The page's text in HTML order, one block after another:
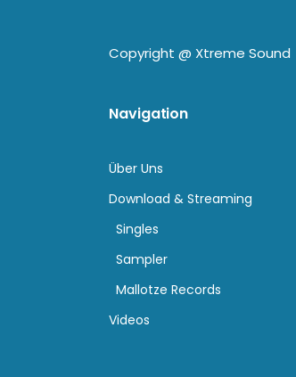
Copyright @ Xtreme Sound
Navigation
Über Uns
Download & Streaming
Singles
Sampler
Mallotze Records
Videos